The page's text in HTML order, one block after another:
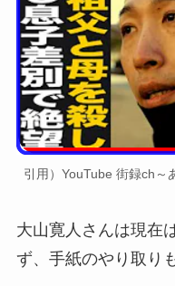
引用）YouTube 街録ch
大山寛人さんは現在
ず、手紙のやり取り